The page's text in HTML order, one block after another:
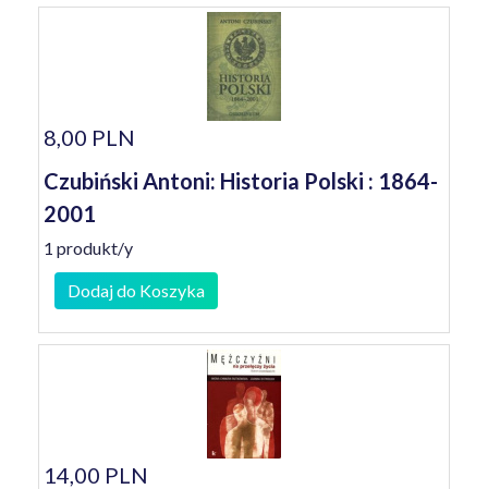
8,00 PLN
Czubiński Antoni: Historia Polski : 1864-
2001
1 produkt/y
Dodaj do Koszyka
14,00 PLN